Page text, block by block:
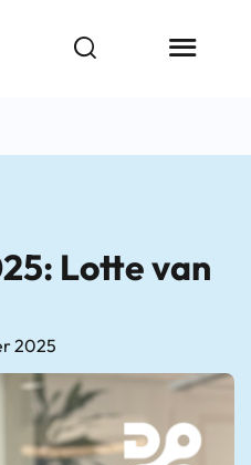
Open zoekbalk
Menu
Lotte van
2025